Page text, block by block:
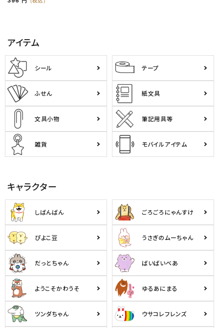
アイテム
シール テープ
ふせん 紙文具
文具小物 筆記用具等
雑貨 モバイルアイテム
キャラクター
しばんばん ごろごろにゃんすけ
ぴよこ豆 うさぎのムーちゃん
だっとちゃん ばいばいべあ
ようこそかわうそ ゆるあにまる
ツンダちゃん ウサコレフレンズ